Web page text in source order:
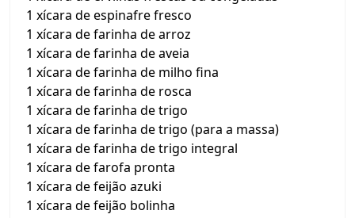
1 xícara de espinafre fresco
1 xícara de farinha de arroz
1 xícara de farinha de aveia
1 xícara de farinha de milho fina
1 xícara de farinha de rosca
1 xícara de farinha de trigo
1 xícara de farinha de trigo (para a massa)
1 xícara de farinha de trigo integral
1 xícara de farofa pronta
1 xícara de feijão azuki
1 xícara de feijão bolinha